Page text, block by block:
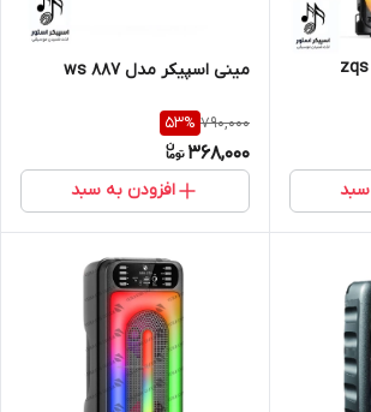
سبد
مینی اسپیکر مدل ws 887
790,000
53%
368,000
افزودن به سبد